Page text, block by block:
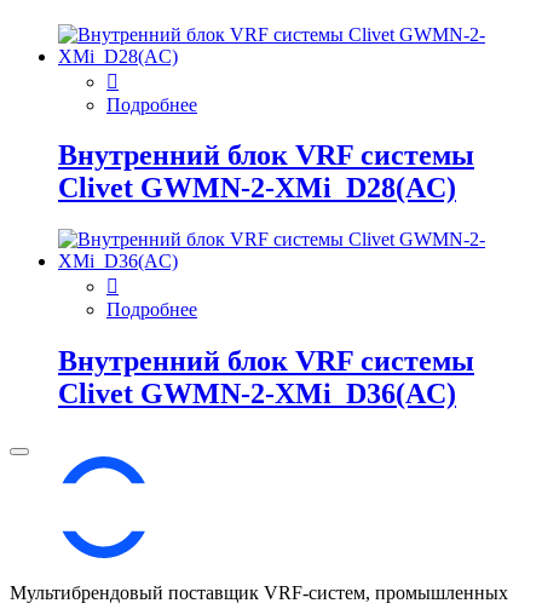
Подробнее
Внутренний блок VRF системы
Clivet GWMN-2-XMi_D28(AC)
Подробнее
Внутренний блок VRF системы
Clivet GWMN-2-XMi_D36(AC)
Мультибрендовый поставщик VRF-cистем, промышленных